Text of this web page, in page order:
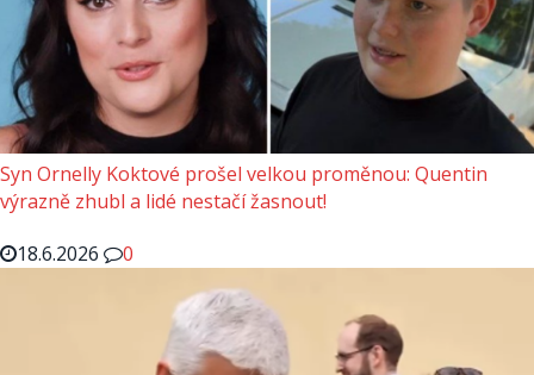
Syn Ornelly Koktové prošel velkou proměnou: Quentin
výrazně zhubl a lidé nestačí žasnout!
18.6.2026
0